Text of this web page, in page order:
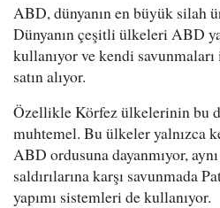
ABD, dünyanın en büyük silah
Dünyanın çeşitli ülkeleri ABD
kullanıyor ve kendi
satın alıyor.
Özellikle Körfez ülkelerinin bu
muhtemel. Bu ülkeler yalnızca
ABD ordusuna dayanmıyor,
saldırılarına karşı savunmada
yapımı sistemleri de kullanıyor.